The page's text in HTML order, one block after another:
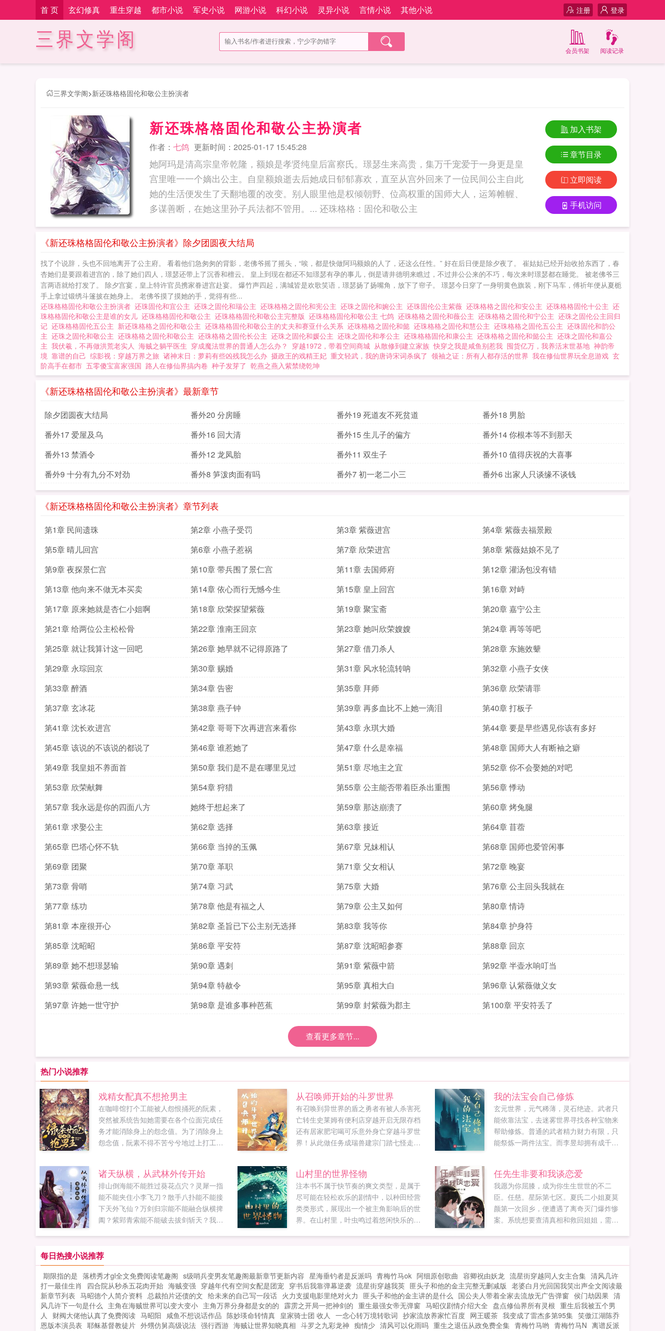
首 页 玄幻修真 重生穿越 都市小说 军史小说 网游小说 科幻小说 灵异小说 言情小说 其他小说 登录
注册
三界文学阁 阅读记录
会员书架
三界文学阁>新还珠格格固伦和敬公主扮演者
新还珠格格固伦和敬公主扮演者
作者： 七鸽 更新时间：2025-01-17 15:45:28
她阿玛是清高宗皇帝乾隆，额娘是孝贤纯皇后富察氏。璟瑟生来高贵，集万千宠爱于一身更是皇
宫里唯一一个嫡出公主。自皇额娘逝去后她成日郁郁寡欢，直至从宫外回来了一位民间公主自此
她的生活便发生了天翻地覆的改变。别人眼里他是权倾朝野、位高权重的国师大人，运筹帷幄、
多谋善断，在她这里孙子兵法都不管用。... 还珠格格：固伦和敬公主
加入书架
章节目录
立即阅读
手机访问
《新还珠格格固伦和敬公主扮演者》除夕团圆夜大结局
找了个说辞，头也不回地离开了公主府。 看着他们急匆匆的背影，老佛爷摇了摇头，“唉，都是快做阿玛额娘的人了，还这么任性。” 好在后日便是除夕夜了。 崔姑姑已经开始收拾东西了，春
杏她们是要跟着进宫的，除了她们四人，璟瑟还带上了沉香和檀云。 皇上到现在都还不知璟瑟有孕的事儿，倒是请井德明来瞧过，不过井公公来的不巧，每次来时璟瑟都在睡觉。 被老佛爷三
言两语就给打发了。 除夕宫宴，皇上特许官员携家眷进宫赴宴。 爆竹声四起，满城皆是欢歌笑语，璟瑟扬了扬嘴角，放下了帘子。 璟瑟今日穿了一身明黄色旗装，刚下马车，傅祈年便从夏栀
手上拿过锻绣斗篷披在她身上。 老佛爷摸了摸她的手，觉得有些...
还珠格格固伦和敬公主扮演者 还珠固伦和宜公主 还珠之固伦和瑞公主 还珠格格之固伦和宪公主 还珠之固伦和婉公主 还珠固伦公主紫薇 还珠格格之固伦和安公主 还珠格格固伦十公主 还
珠格格固伦和敬公主是谁的女儿 还珠格格固伦和敬公主 还珠格格固伦和敬公主完整版 还珠格格固伦和敬公主 七鸽 还珠格格之固伦和薇公主 还珠格格之固伦和宁公主 还珠之固伦公主回归
记 还珠格格固伦五公主 新还珠格格之固伦和敬公主 还珠格格固伦和敬公主的丈夫和赛亚什么关系 还珠格格之固伦和懿 还珠格格之固伦和慧公主 还珠格格之固伦五公主 还珠固伦和韵公
主 还珠之固伦和敬公主 还珠格格之固伦和敬公主 还珠格格之固伦长公主 还珠之固伦和媛公主 还珠之固伦和孝公主 还珠格格固伦和康公主 还珠格格之固伦和懿公主 还珠之固伦和嘉公
主 我伏羲，不再做洪荒老实人 海贼之躺平医生 穿成魔法世界的普通人怎么办？ 穿越1972，带着空间商城 从散修到建立家族 快穿之我是咸鱼别惹我 囤货亿万，我养活末世基地 神韵帝
境 靠谱的自己 综影视：穿越万界之旅 诸神末日：萝莉有些凶残我怎么办 摄政王的戏精王妃 重文轻武，我的唐诗宋词杀疯了 领袖之证：所有人都存活的世界 我在修仙世界玩全息游戏 玄
阶高手在都市 五零傻宝富家强国 路人在修仙界搞内卷 种子发芽了 乾燕之燕入紫禁绕乾坤
《新还珠格格固伦和敬公主扮演者》最新章节
除夕团圆夜大结局 番外20 分房睡 番外19 死道友不死贫道
番外18 男胎
番外17 爱屋及乌
番外16 回大清 番外15 生儿子的偏方
番外14 你根本等不到那天
番外13 禁酒令
番外12 龙凤胎 番外11 双生子
番外10 值得庆祝的大喜事
番外9 十分有九分不对劲
番外8 笋泼肉面有吗 番外7 初一老二小三 番外6 出家人只谈缘不谈钱
《新还珠格格固伦和敬公主扮演者》章节列表
第1章 民间遗珠 第2章 小燕子受罚 第3章 紫薇进宫
第4章 紫薇去福景殿
第5章 晴儿回宫
第6章 小燕子惹祸 第7章 欣荣进宫
第8章 紫薇姑娘不见了
第9章 夜探景仁宫
第10章 带兵围了景仁宫 第11章 去国师府
第12章 灌汤包没有错
第13章 他向来不做无本买卖
第14章 依心而行无憾今生 第15章 皇上回宫
第16章 对峙
第17章 原来她就是杏仁小姐啊
第18章 欣荣探望紫薇 第19章 聚宝斋
第20章 嘉宁公主
第21章 给两位公主松松骨
第22章 淮南王回京 第23章 她叫欣荣嫂嫂
第24章 再等等吧
第25章 就让我算计这一回吧
第26章 她早就不记得原路了 第27章 借刀杀人
第28章 东施效颦
第29章 永琮回京
第30章 赐婚 第31章 风水轮流转呐
第32章 小燕子女侠
第33章 醉酒
第34章 告密 第35章 拜师
第36章 欣荣请罪
第37章 玄冰花
第38章 燕子钟 第39章 再多血比不上她一滴泪
第40章 打板子
第41章 沈长欢进宫
第42章 哥哥下次再进宫来看你 第43章 永琪大婚
第44章 要是早些遇见你该有多好
第45章 该说的不该说的都说了
第46章 谁惹她了 第47章 什么是幸福
第48章 国师大人有断袖之癖
第49章 我皇姐不养面首
第50章 我们是不是在哪里见过 第51章 尽地主之宜
第52章 你不会娶她的对吧
第53章 欣荣献舞
第54章 狩猎 第55章 公主能否带着臣杀出重围
第56章 悸动
第57章 我永远是你的四面八方
她终于想起来了 第59章 那达崩溃了
第60章 烤兔腿
第61章 求娶公主
第62章 选择 第63章 接近
第64章 苜蓿
第65章 巴塔心怀不轨
第66章 当掉的玉佩 第67章 兄妹相认
第68章 国师也爱管闲事
第69章 团聚
第70章 革职 第71章 父女相认
第72章 晚宴
第73章 骨哨
第74章 习武 第75章 大婚
第76章 公主回头我就在
第77章 练功
第78章 他是有福之人 第79章 公主又如何
第80章 情诗
第81章 本座很开心
第82章 圣旨已下公主别无选择 第83章 我等你
第84章 护身符
第85章 沈昭昭
第86章 平安符 第87章 沈昭昭参赛
第88章 回京
第89章 她不想璟瑟输
第90章 遇刺 第91章 紫薇中箭
第92章 半壶水响叮当
第93章 紫薇命悬一线
第94章 特赦令 第95章 真相大白
第96章 认紫薇做义女
第97章 许她一世守护
第98章 是谁多事种芭蕉 第99章 封紫薇为郡主 第100章 平安符丢了
查看更多章节...
热门小说推荐
戏精女配真不想抢男主
在咖啡馆打个工能被人怨恨捅死的阮素，
突然被系统告知她需要在各个位面完成任
务才能消除身上的怨念值。为了消除身上
怨念值，阮素不得不苦兮兮地过上打工人
上她。只是一穿进来，阮素就要暴走了。
这些原主都是怎么回事，没事惹了男主就
跑，让她一个人来当背锅侠！真是人在家
中坐，锅从天上来！面对黑化的男主们，
阮素只能硬着头皮消除黑化值。她本只是
兢兢业业地在系统的安排下做任务，结果
情别恋了！阮素我只想快点搞完任务回家
恰饭，大佬别那么认真啊！1v1如果您喜欢
戏精女配真不想抢男主，别忘记分享给朋
友...
从召唤师开始的斗罗世界
有召唤到异世界的盾之勇者有被人杀害死
亡转生史莱姆有便利店穿越开启无限存档
还有居家肥宅喝可乐意外身亡穿越斗罗世
界！从此做任务成瑞兽建宗门踏七怪走向
召唤师开始的斗罗世界，别忘记分享给朋
友...
我的法宝会自己修炼
玄元世界，元气稀薄，灵石绝迹。武者只
能依靠法宝，去迷雾世界寻找各种宝物来
帮助修炼。普通的武者精力财力有限，只
能祭炼一两件法宝。而李昱却拥有成千上
吸收日月精华，由法器进化为灵器，能自
动斩敌于千米之外。你的天地阴阳镜吞噬
宝器碎片，探查范围由十里扩张到五百
里。你的无影化血刀与主人精神产生共
鸣，领悟了空间穿梭的技能。依靠自己的
法宝，李昱在迷雾世界如鱼得水，修炼进
诸天纵横，从武林外传开始
排山倒海能不能胜过葵花点穴？灵犀一指
能不能夹住小李飞刀？散手八扑能不能接
下天外飞仙？万剑归宗能不能融合纵横捭
阖？紫郢青索能不能破去拔剑斩天？我有
庞眉斗竖恶精神，万里腾空一踊身，背上
匣中三尺剑，为天且示不平人！如果您喜
欢诸天纵横，从武林外传开始，别忘记分
享给朋友...
山村里的世界怪物
注本书不属于快节奏的爽文类型，是属于
尽可能在轻松欢乐的剧情中，以种田经营
类类形式，展现出一个被主角影响后的世
界。在山村里，叶虫鸣过着悠闲快乐的生
数冒险者以及女权斗士们，进入了被凶残
怪物掌控的神奇国度。叶虫鸣每次的计
划，都会明确其发展方向。但是局势的变
化总会出现意外，最终演变成了荒诞的剧
情作品风格轻松搞笑，适于吐槽。如果您
喜欢山村里的世界怪物，别忘记分享给朋
任先生非要和我谈恋爱
我愿为你屈膝，成为你生生世世的不二
臣。任慈。星际第七区。夏氏二小姐夏莫
颜第一次回乡，便遭遇了离奇灭门爆炸惨
案。系统想要查清真相和救回姐姐，需要
骨，孤傲成瘾，对世上任何美色都毫无兴
趣。直到夏莫颜以妻子身份，闯进他无趣
的生活。任慈夏莫颜就是我的命。可当偏
执贵公子以为，枕边人留在他身边，似乎
只是想偷他东西时，他发了疯。匕首架在
她脖子上。任慈我的心被你视如草芥，那
每日热搜小说推荐
期限指的是 落榜秀才gl全文免费阅读笔趣阁 s级哨兵变男友笔趣阁最新章节更新内容 星海垂钓者是反派吗 青梅竹马ok 阿细原创歌曲 容卿祝由妖龙 流星街穿越同人女主合集 清风几许
打一最佳生肖
四合院从秒杀五花肉开始 海贼变强 穿越年代有空间女配是团宠 穿书后我靠弹幕逆袭 流星街穿越我英 匪头子和他的金主完整无删减版 老婆白月光回国我笑出声全文阅读最
新章节列表 马昭德个人简介资料 总裁拍片还债的文 给未来的自己写一段话 火力支援电影里绝对火力 匪头子和他的金主讲的是什么 国公夫人带着全家去流放无广告弹窗 侯门劫因果 清
风几许下一句是什么 主角在海贼世界可以变大变小 主角万界分身都是女的的 霹雳之开局一把神剑的 重生最强女帝无弹窗 马昭仪剧情介绍大全 盘点修仙界所有灵根 重生后我被五个男
人
财阀大佬他认真了免费阅读 马昭阳 咸鱼不想说话作品 陈妙瑛命转情真 皇家骑士团 收人 一念心转万境转歌词 抄家流放养家忙百度 网王暖茶 我变成了雷杰多第95集 笑傲江湖陈乔
恩版本演员表 耶稣基督教徒片 外甥仿舅高级说法 强行西游 海贼让世界知晓真相 斗罗之九彩龙神 痴情少 清风可以化雨吗 重生之退伍从政免费全集 青梅竹马哟 青梅竹马N 离谱反派